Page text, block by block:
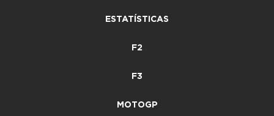
ESTATÍSTICAS
F2
F3
MOTOGP